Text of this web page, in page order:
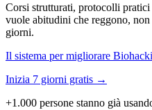
Corsi strutturati, protocolli
vuole abitudini che reggono,
giorni.
Il sistema per migliorare
Inizia 7 giorni gratis →
+1.000 persone stanno già